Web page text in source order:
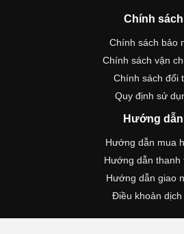
Chính sách
Chính sách bảo
Chính sách vận
Chính sách đổi
Quy định sử
Hướng dẫn
Hướng dẫn mua
Hướng dẫn thanh
Hướng dẫn giao
Điều khoản dịch